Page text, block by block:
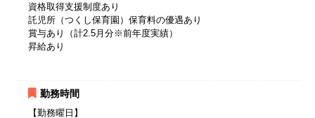
資格取得支援制度あり
託児所（つくし保育園）保育料の優遇あり
賞与あり（計2.5月分※前年度実績）
昇給あり
勤務時間
【勤務曜日】